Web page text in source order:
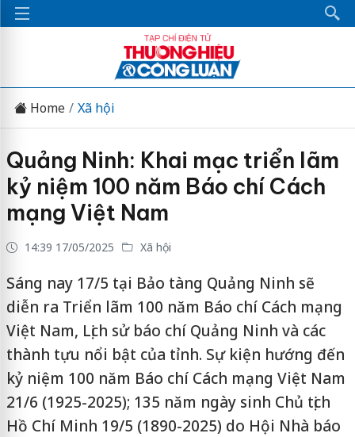
Home Xã hội
Quảng Ninh: Khai mạc triển lãm
kỷ niệm 100 năm Báo chí Cách
mạng Việt Nam
14:39 17/05/2025 Xã hội
Sáng nay 17/5 tại Bảo tàng Quảng Ninh sẽ
diễn ra Triển lãm 100 năm Báo chí Cách mạng
Việt Nam, Lịch sử báo chí Quảng Ninh và các
thành tựu nổi bật của tỉnh. Sự kiện hướng đến
kỷ niệm 100 năm Báo chí Cách mạng Việt Nam
21/6 (1925-2025); 135 năm ngày sinh Chủ tịch
Hồ Chí Minh 19/5 (1890-2025) do Hội Nhà báo